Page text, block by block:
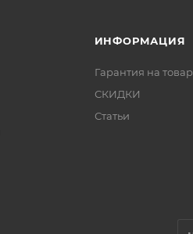
ИНФОРМАЦИЯ
Гарантия на товар
СКИДКИ
Статьи